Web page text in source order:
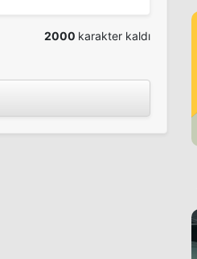
1999
2000 karakter kaldı